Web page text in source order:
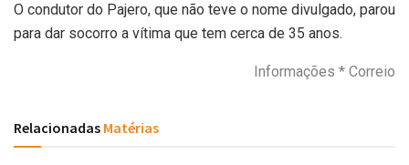
O condutor do Pajero, que não teve o nome divulgado, parou
para dar socorro a vítima que tem cerca de 35 anos.
Informações * Correio
Relacionadas Matérias